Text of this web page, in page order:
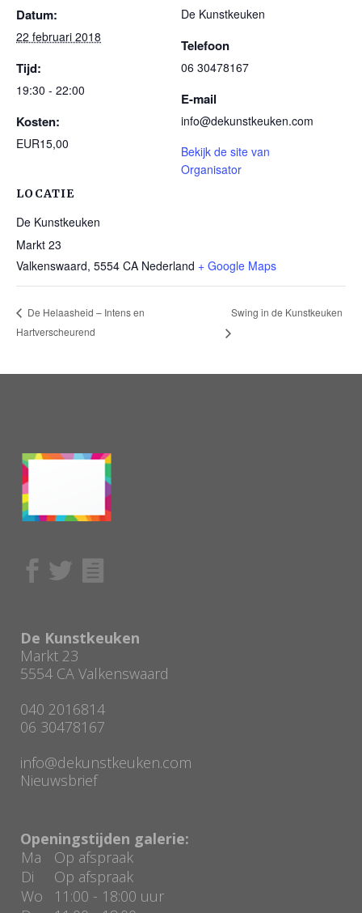
Datum:
22 februari 2018
Tijd:
19:30 - 22:00
Kosten:
EUR15,00
LOCATIE
De Kunstkeuken
Markt 23
Valkenswaard, 5554 CA Nederland + Google Maps
De Kunstkeuken
Telefoon
06 30478167
E-mail
info@dekunstkeuken.com
Bekijk de site van
Organisator
De Helaasheid – Intens en
Hartverscheurend
Swing in de Kunstkeuken
De Kunstkeuken
Markt 23
5554 CA Valkenswaard
040 2016814
06 30478167
info@dekunstkeuken.com
Nieuwsbrief
Openingstijden galerie:
Ma
Op afspraak
Di
Op afspraak
Wo
11:00 - 18:00 uur